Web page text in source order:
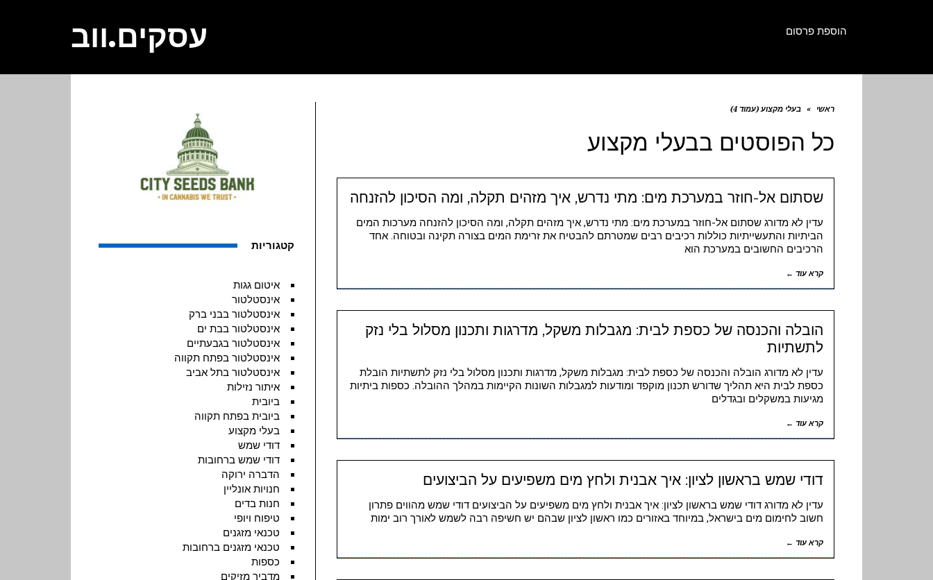
עסקים.ווב הוספת פרסום
ראשי » בעלי מקצוע (עמוד 4)
כל הפוסטים בבעלי מקצוע
שסתום אל-חוזר במערכת מים: מתי נדרש, איך מזהים תקלה, ומה הסיכון להזנחה
עדין לא מדורג שסתום אל-חוזר במערכת מים: מתי נדרש, איך מזהים תקלה, ומה הסיכון להזנחה מערכות המים
הביתיות והתעשייתיות כוללות רכיבים רבים שמטרתם להבטיח את זרימת המים בצורה תקינה ובטוחה. אחד
הרכיבים החשובים במערכת הוא
קרא עוד ←
הובלה והכנסה של כספת לבית: מגבלות משקל, מדרגות ותכנון מסלול בלי נזק
לתשתיות
עדין לא מדורג הובלה והכנסה של כספת לבית: מגבלות משקל, מדרגות ותכנון מסלול בלי נזק לתשתיות הובלת
כספת לבית היא תהליך שדורש תכנון מוקפד ומודעות למגבלות השונות הקיימות במהלך ההובלה. כספות ביתיות
מגיעות במשקלים ובגדלים
קרא עוד ←
דודי שמש בראשון לציון: איך אבנית ולחץ מים משפיעים על הביצועים
עדין לא מדורג דודי שמש בראשון לציון: איך אבנית ולחץ מים משפיעים על הביצועים דודי שמש מהווים פתרון
חשוב לחימום מים בישראל, במיוחד באזורים כמו ראשון לציון שבהם יש חשיפה רבה לשמש לאורך רוב ימות
קרא עוד ←
קטגוריות
איטום גגות
אינסטלטור
אינסטלטור בבני ברק
אינסטלטור בבת ים
אינסטלטור בגבעתיים
אינסטלטור בפתח תקווה
אינסטלטור בתל אביב
איתור נזילות
ביובית
ביובית בפתח תקווה
בעלי מקצוע
דודי שמש
דודי שמש ברחובות
הדברה ירוקה
חנויות אונליין
חנות בדים
טיפוח ויופי
טכנאי מזגנים
טכנאי מזגנים ברחובות
כספות
מדביר מזיקים